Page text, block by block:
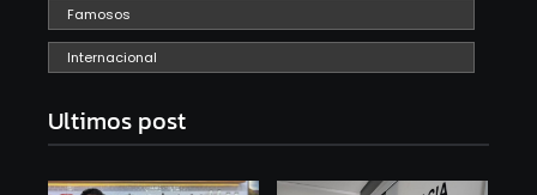
Famosos
Internacional
Ultimos post